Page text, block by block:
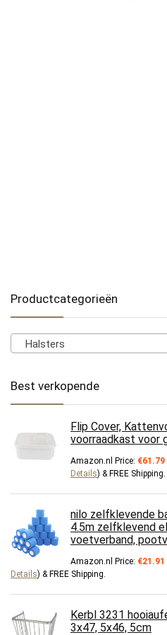
Productcategorieën
Halsters
Best verkopende
Flip Cover,
voorraadkast voor
Amazon.nl Price: €61.79
Details) & FREE Shipping
nilo zelfklevende
4.5m zelfklevend
voetverband,
Amazon.nl Price: €21.91
Details) & FREE Shipping
Kerbl 3231
3x47, 5x46, 5cm